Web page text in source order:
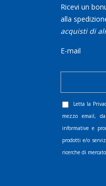
Ricevi un
alla
acquisti di
E-mail
Letta la
mezzo email,
informative e
prodotti e/o
ricerche di